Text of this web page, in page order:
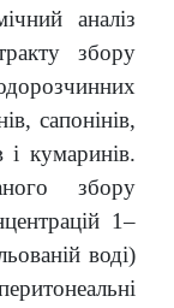
аналіз
збору
сапонінів,
і кумаринів.
збору
1–
воді)